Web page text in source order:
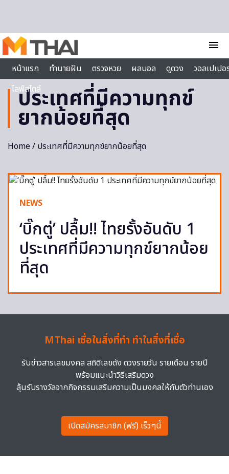
menu
หน้าแรก
ทำนายฝัน ตรวจหวย ผลบอล ดูดวง
วอลเปเป
ไลฟ์สไตล์
ประเทศที่มีความทุกข์
ยากน้อยที่สุด
Home/ ประเทศที่มีความทุกข์ยากน้อยที่สุด
NEWS
‘บิ๊กตู่’ ปลื้ม!! ไทยรั้งอันดับ 1
ประเทศที่มีความทุกข์ยากน้อย
ที่สุด
MThai เชื่อในสิ่งที่ทำ ทำในสิ่งที่เชื่อ
รับข่าวสารเลขมงคล สถิติเลขดัง ดวงรายวัน รายเดือน รายปี
พร้อมแนะนำวิธีเสริมดวง
ลุ้นรับรางวัลจากกิจกรรมเสริมความเป็นมงคลให้กับตัวท่านเอง
เปิดสมัครสมาชิก (ฟรี) เร็วๆนี้